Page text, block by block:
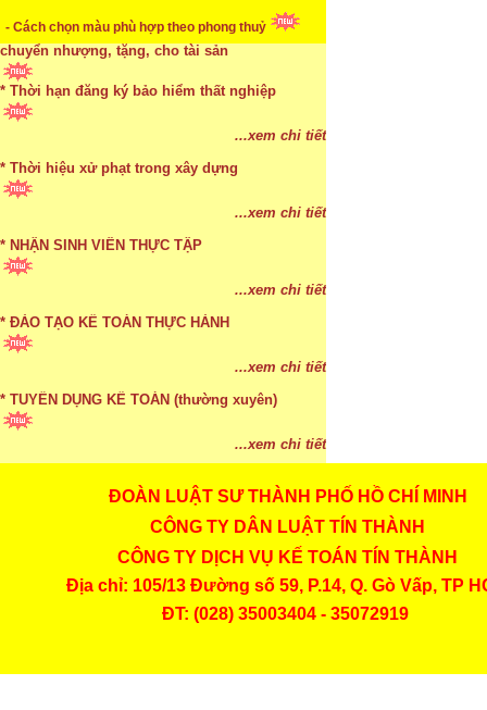
- Cách chọn màu phù hợp theo phong thuỷ
- Bị thất lạc và mất di chúc thì áp dụng thừa kế theo
pháp luật
...xem chi tiết
* Những trường hợp được miễn thuế TNCN khi
chuyển nhượng, tặng, cho tài sản
theo pháp luật
...xem chi tiết
* Thời hạn đăng ký bảo hiểm thất nghiệp
* Thời hiệu xử phạt trong xây dựng
* NHẬN SINH VIÊN THỰC TẬP
* ĐÀO TẠO KẾ TOÁN THỰC HÀNH
...xem chi tiết
* TUYỂN DỤNG KẾ TOÁN (thường xuyên)
...xem chi tiết
* Cách chọn màu phù hợp theo phong thuỷ
...xem chi tiết
* Mức phạt khi chậm nộp báo cáo thuế
...xem chi tiết
ĐOÀN LUẬT SƯ THÀNH PHỐ HỒ CHÍ MINH
CÔNG TY DÂN LUẬT TÍN THÀNH
CÔNG TY DỊCH VỤ KẾ TOÁN TÍN THÀNH
Địa chỉ: 105/13 Đường số 59, P.14, Q. Gò Vấp, TP
ĐT: (028) 35003404 - 35072919